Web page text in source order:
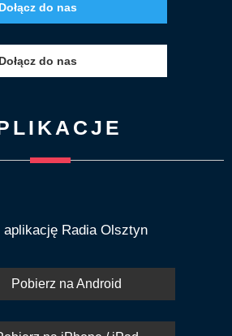
Dołącz do nas
Dołącz do nas
aplikację Radia Olsztyn
Pobierz na Android